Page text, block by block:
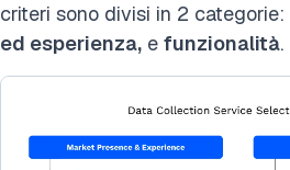
criteri sono divisi in 2 categorie:
ed esperienza, e funzionalità.